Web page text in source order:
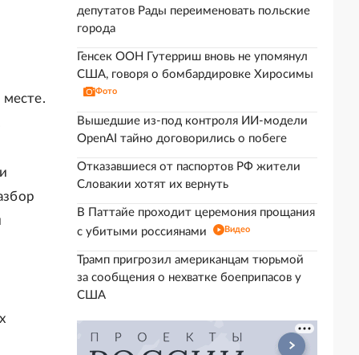
депутатов Рады переименовать польские
города
Генсек ООН Гутерриш вновь не упомянул
США, говоря о бомбардировке Хиросимы
Фото
Вышедшие из-под контроля ИИ-модели
OpenAI тайно договорились о побеге
Отказавшиеся от паспортов РФ жители
Словакии хотят их вернуть
В Паттайе проходит церемония прощания
с убитыми россиянами
Видео
Трамп пригрозил американцам тюрьмой
за сообщения о нехватке боеприпасов у
США